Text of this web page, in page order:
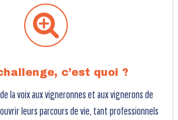
c’est quoi ?
la voix aux vigneronnes et aux vignerons de
leurs parcours de vie, tant professionnels